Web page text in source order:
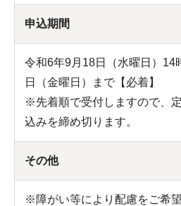
申込期間
令和6年9月18日（水曜日）14
日（金曜日）まで【必着】
※先着順で受付しますので、
込みを締め切ります。
その他
※障がい等により配慮をご希